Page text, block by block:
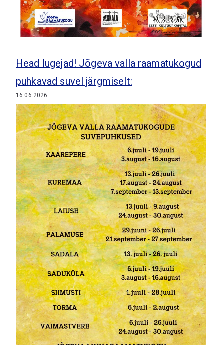
Head lugejad! Jõgeva valla raamatukogud
puhkavad suvel järgmiselt:
16.06.2026